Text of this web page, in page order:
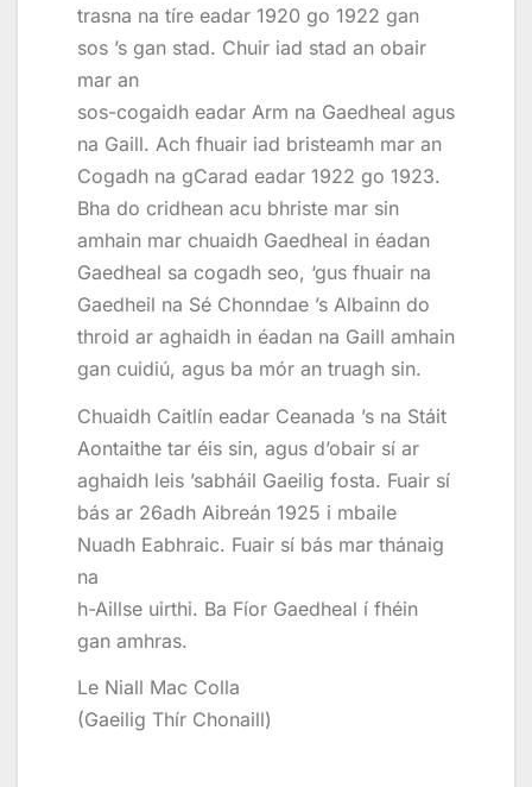
trasna na tíre eadar 1920 go 1922 gan
sos ’s gan stad. Chuir iad stad an obair
mar an
sos-cogaidh eadar Arm na Gaedheal agus
na Gaill. Ach fhuair iad bristeamh mar an
Cogadh na gCarad eadar 1922 go 1923.
Bha do cridhean acu bhriste mar sin
amhain mar chuaidh Gaedheal in éadan
Gaedheal sa cogadh seo, ‘gus fhuair na
Gaedheil na Sé Chonndae ’s Albainn do
throid ar aghaidh in éadan na Gaill amhain
gan cuidiú, agus ba mór an truagh sin.
Chuaidh Caitlín eadar Ceanada ’s na Stáit
Aontaithe tar éis sin, agus d’obair sí ar
aghaidh leis ’sabháil Gaeilig fosta. Fuair sí
bás ar 26adh Aibreán 1925 i mbaile
Nuadh Eabhraic. Fuair sí bás mar thánaig
na
h-Aillse uirthi. Ba Fíor Gaedheal í fhéin
gan amhras.
Le Niall Mac Colla
(Gaeilig Thír Chonaill)